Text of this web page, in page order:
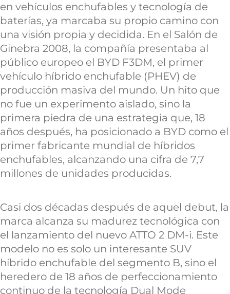
en vehículos enchufables y tecnología de
baterías, ya marcaba su propio camino con
una visión propia y decidida. En el Salón de
Ginebra 2008, la compañía presentaba al
público europeo el BYD F3DM, el primer
vehículo híbrido enchufable (PHEV) de
producción masiva del mundo. Un hito que
no fue un experimento aislado, sino la
primera piedra de una estrategia que, 18
años después, ha posicionado a BYD como el
primer fabricante mundial de híbridos
enchufables, alcanzando una cifra de 7,7
millones de unidades producidas.
Casi dos décadas después de aquel debut, la
marca alcanza su madurez tecnológica con
el lanzamiento del nuevo ATTO 2 DM-i. Este
modelo no es solo un interesante SUV
híbrido enchufable del segmento B, sino el
heredero de 18 años de perfeccionamiento
continuo de la tecnología Dual Mode